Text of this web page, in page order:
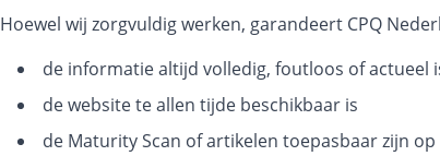
Hoewel wij zorgvuldig werken, garandeert CPQ
de informatie altijd volledig, foutloos of actueel
de website te allen tijde beschikbaar is
de Maturity Scan of artikelen toepasbaar zijn